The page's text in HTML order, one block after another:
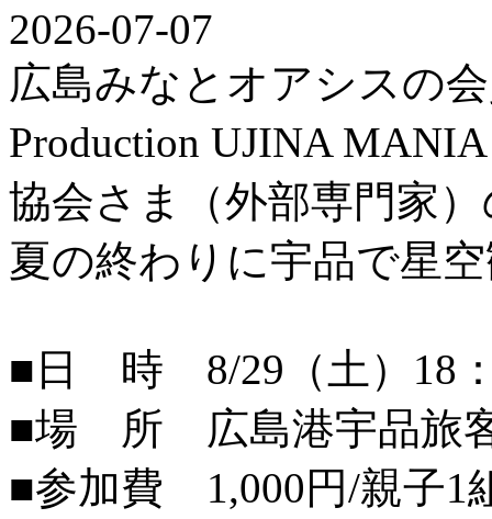
2026-07-07
広島みなとオアシスの
Production UJINA
協会さま（外部専門家
夏の終わりに宇品で星
■日 時 8/29（土）18
■場 所 広島港宇品旅
■参加費 1,000円/親子1